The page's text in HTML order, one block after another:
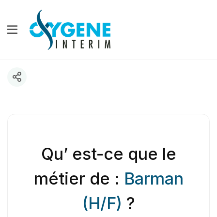
Qu’ est-ce que le
métier de : Barman
(H/F) ?